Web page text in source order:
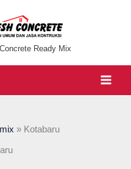
Ready Mix
Kotabaru